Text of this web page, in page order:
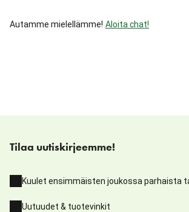
Autamme mielellämme! Aloita chat!
Tilaa uutiskirjeemme!
Kuulet ensimmäisten joukossa parhaista
Uutuudet & tuotevinkit